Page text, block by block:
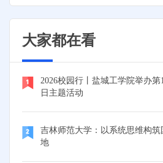
大家都在看
2026校园行丨盐城工学院举办
日主题活动
吉林师范大学：以系统思维构
地